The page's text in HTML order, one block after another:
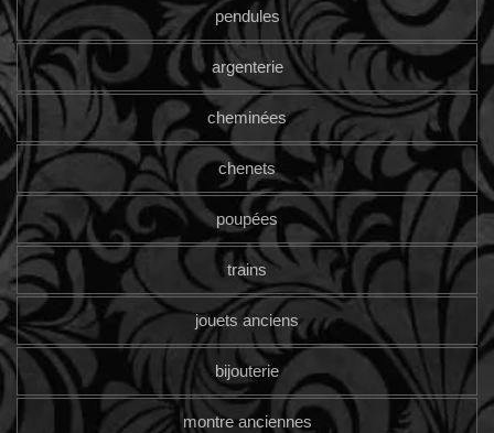
pendules
argenterie
cheminées
chenets
poupées
trains
jouets anciens
bijouterie
montre anciennes